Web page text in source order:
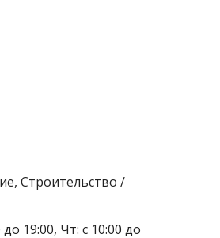
Строительство /
19:00, Чт: с 10:00 до